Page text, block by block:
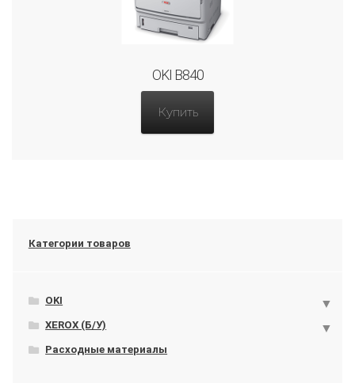
OKI B840
Купить
Категории товаров
OKI
XEROX (Б/У)
Расходные материалы